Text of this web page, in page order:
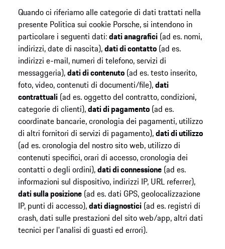
Quando ci riferiamo alle categorie di dati trattati nella
presente Politica sui cookie Porsche, si intendono in
particolare i seguenti dati:dati anagrafici (ad es. nomi,
indirizzi, date di nascita),dati di contatto(ad es.
indirizzi e-mail, numeri di telefono, servizi di
messaggeria),dati di contenuto(ad es. testo inserito,
foto, video, contenuti di documenti/file),dati
contrattuali (ad es. oggetto del contratto, condizioni,
categorie di clienti),dati di pagamento(ad es.
coordinate bancarie, cronologia dei pagamenti, utilizzo
di altri fornitori di servizi di pagamento),dati di utilizzo
(ad es. cronologia del nostro sito web, utilizzo di
contenuti specifici, orari di accesso, cronologia dei
contatti o degli ordini),dati di connessione(ad es.
informazioni sul dispositivo, indirizzi IP, URL referrer),
dati sulla posizione(ad es. dati GPS, geolocalizzazione
IP, punti di accesso),dati diagnostici (ad es. registri di
crash, dati sulle prestazioni del sito web/app, altri dati
tecnici per l'analisi di guasti ed errori).